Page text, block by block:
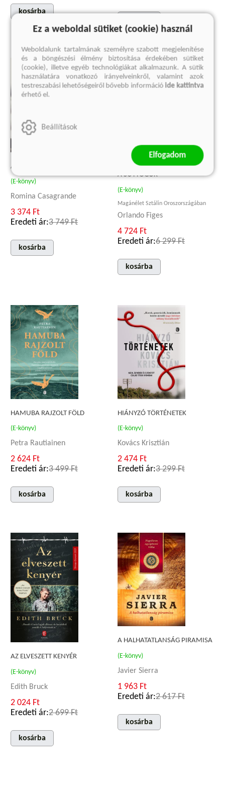
kosárba
A FREIBERG-VILLA ÖRÖKSÉGE
(E-könyv)
Romina Casagrande
3 374 Ft
Eredeti ár:3 749 Ft
kosárba
A SUTTOGÓK
(E-könyv)
Magánélet Sztálin Oroszországában
Orlando Figes
4 724 Ft
Eredeti ár:6 299 Ft
kosárba
HAMUBA RAJZOLT FÖLD
(E-könyv)
Petra Rautiainen
2 624 Ft
Eredeti ár:3 499 Ft
kosárba
HIÁNYZÓ TÖRTÉNETEK
(E-könyv)
Kovács Krisztián
2 474 Ft
Eredeti ár:3 299 Ft
kosárba
AZ ELVESZETT KENYÉR
(E-könyv)
Edith Bruck
2 024 Ft
Eredeti ár:2 699 Ft
kosárba
A HALHATATLANSÁG PIRAMISA
(E-könyv)
Javier Sierra
1 963 Ft
Eredeti ár:2 617 Ft
kosárba
Ez a weboldal sütiket (cookie) használ
Weboldalunk tartalmának személyre szabott megjelenítése
és a böngészési élmény biztosítása érdekében sütiket
(cookie), illetve egyéb technológiákat alkalmazunk. A sütik
használatára vonatkozó irányelveinkről, valamint azok
testreszabási lehetőségeiről bővebb információ ide kattintva
érhető el.
Beállítások
Elfogadom